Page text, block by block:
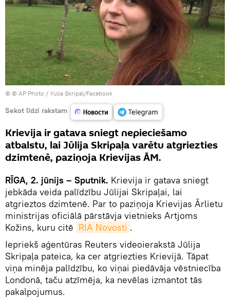
© © AP Photo / Yulia Skripal/Facebook
Sekot līdzi rakstam
Krievija ir gatava sniegt nepieciešamo
atbalstu, lai Jūlija Skripaļa varētu atgriezties
dzimtenē, paziņoja Krievijas ĀM.
RĪGA, 2. jūnijs – Sputnik. Krievija ir gatava sniegt
jebkāda veida palīdzību Jūlijai Skripaļai, lai
atgrieztos dzimtenē. Par to paziņoja Krievijas Ārlietu
ministrijas oficiālā pārstāvja vietnieks Artjoms
Kožins, kuru citē RIA Novosti .
Iepriekš aģentūras Reuters videoierakstā Jūlija
Skripaļa pateica, ka cer atgriezties Krievijā. Tāpat
viņa minēja palīdzību, ko viņai piedāvāja vēstniecība
Londonā, taču atzīmēja, ka nevēlas izmantot tās
pakalpojumus.